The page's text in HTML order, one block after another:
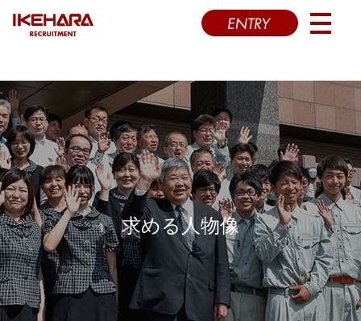
求める人物像